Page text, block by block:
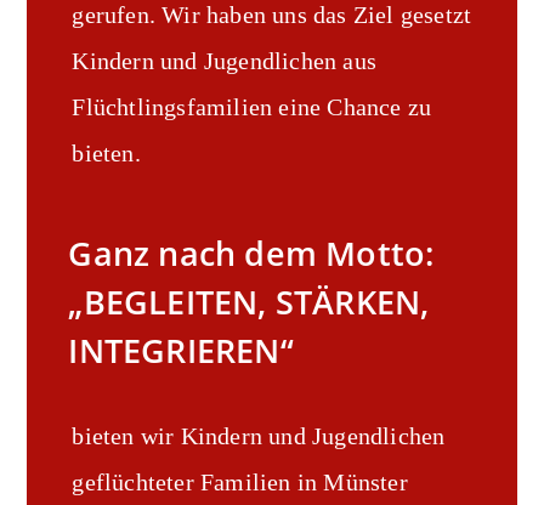
gerufen. Wir haben uns das Ziel gesetzt
Kindern und Jugendlichen aus
Flüchtlingsfamilien eine Chance zu
bieten.
Ganz nach dem Motto:
„BEGLEITEN, STÄRKEN,
INTEGRIEREN“
bieten wir Kindern und Jugendlichen
geflüchteter Familien in Münster